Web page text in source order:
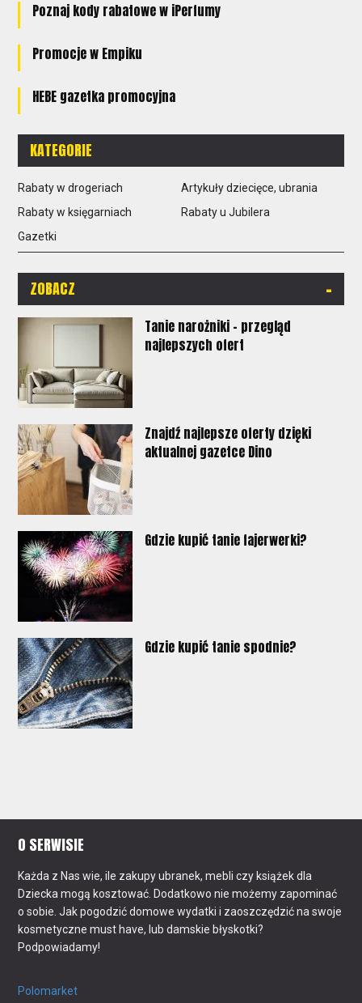
Poznaj kody rabatowe w iPerfumy
Promocje w Empiku
HEBE gazetka promocyjna
KATEGORIE
Rabaty w drogeriach
Artykuły dziecięce, ubrania
Rabaty w księgarniach
Rabaty u Jubilera
Gazetki
ZOBACZ -
Tanie narożniki - przegląd
najlepszych ofert
Znajdź najlepsze oferty dzięki
aktualnej gazetce Dino
Gdzie kupić tanie fajerwerki?
Gdzie kupić tanie spodnie?
O SERWISIE
Każda z Nas wie, ile zakupy ubranek, mebli czy książek dla
Dziecka mogą kosztować. Dodatkowo nie możemy zapominać
o sobie. Jak pogodzić domowe wydatki i zaoszczędzić na swoje
kosmetyczne must have, lub damskie błyskotki?
Podpowiadamy!
Polomarket